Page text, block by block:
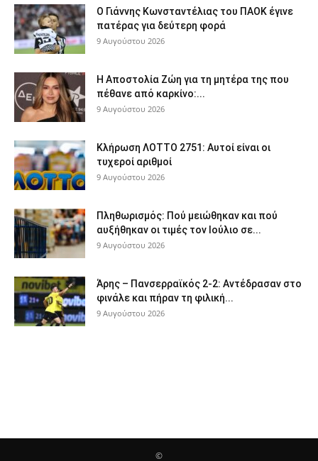
Ο Γιάννης Κωνσταντέλιας του ΠΑΟΚ έγινε
πατέρας για δεύτερη φορά
9 Αυγούστου 2026
Η Αποστολία Ζώη για τη μητέρα της που
πέθανε από καρκίνο:...
9 Αυγούστου 2026
Κλήρωση ΛΟΤΤΟ 2751: Αυτοί είναι οι
τυχεροί αριθμοί
9 Αυγούστου 2026
Πληθωρισμός: Πού μειώθηκαν και πού
αυξήθηκαν οι τιμές τον Ιούλιο σε...
9 Αυγούστου 2026
Άρης – Πανσερραϊκός 2-2: Αντέδρασαν στο
φινάλε και πήραν τη φιλική...
9 Αυγούστου 2026
©